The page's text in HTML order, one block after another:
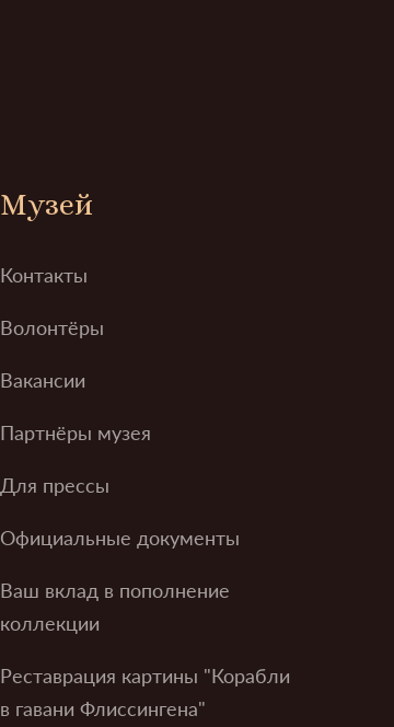
Музей
Контакты
Волонтёры
Вакансии
Партнёры музея
Для прессы
Официальные документы
Ваш вклад в пополнение
коллекции
Реставрация картины "Корабли
в гавани Флиссингена"